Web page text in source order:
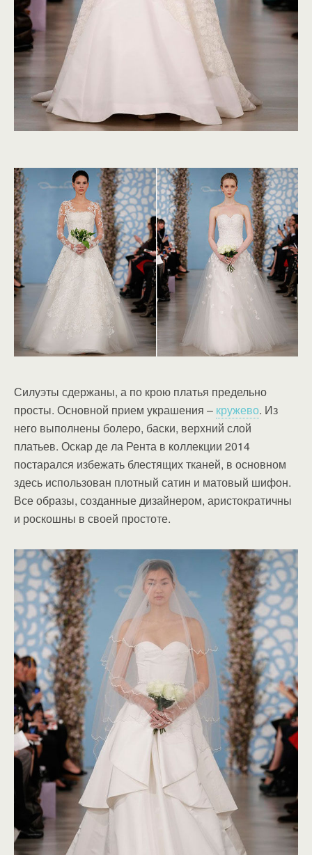
Силуэты сдержаны, а по крою платья предельно
просты. Основной прием украшения – кружево. Из
него выполнены болеро, баски, верхний слой
платьев. Оскар де ла Рента в коллекции 2014
постарался избежать блестящих тканей, в основном
здесь использован плотный сатин и матовый шифон.
Все образы, созданные дизайнером, аристократичны
и роскошны в своей простоте.